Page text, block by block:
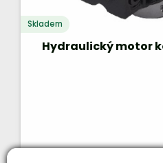
Skladem
Hydraulický motor